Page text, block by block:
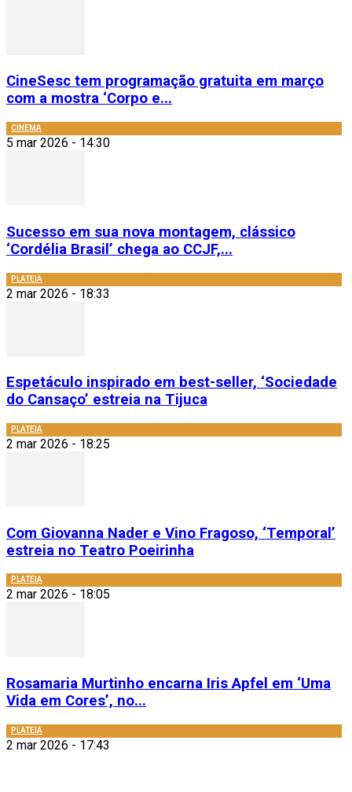
CineSesc tem programação gratuita em março
com a mostra ‘Corpo e...
CINEMA
5 mar 2026 - 14:30
Sucesso em sua nova montagem, clássico
‘Cordélia Brasil’ chega ao CCJF,...
PLATEIA
2 mar 2026 - 18:33
Espetáculo inspirado em best-seller, ‘Sociedade
do Cansaço’ estreia na Tijuca
PLATEIA
2 mar 2026 - 18:25
Com Giovanna Nader e Vino Fragoso, ‘Temporal’
estreia no Teatro Poeirinha
PLATEIA
2 mar 2026 - 18:05
Rosamaria Murtinho encarna Iris Apfel em ‘Uma
Vida em Cores’, no...
PLATEIA
2 mar 2026 - 17:43